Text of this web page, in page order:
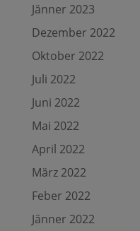
Jänner 2023
Dezember 2022
Oktober 2022
Juli 2022
Juni 2022
Mai 2022
April 2022
März 2022
Feber 2022
Jänner 2022